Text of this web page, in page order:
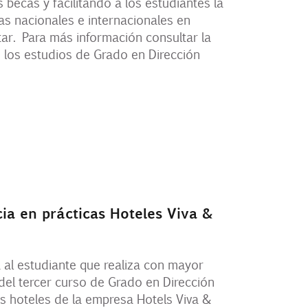
nacionales e internacionales en
Para más información consultar la
estudios de Grado en Dirección
en prácticas Hoteles Viva &
estudiante que realiza con mayor
tercer curso de Grado en Dirección
hoteles de la empresa Hotels Viva &